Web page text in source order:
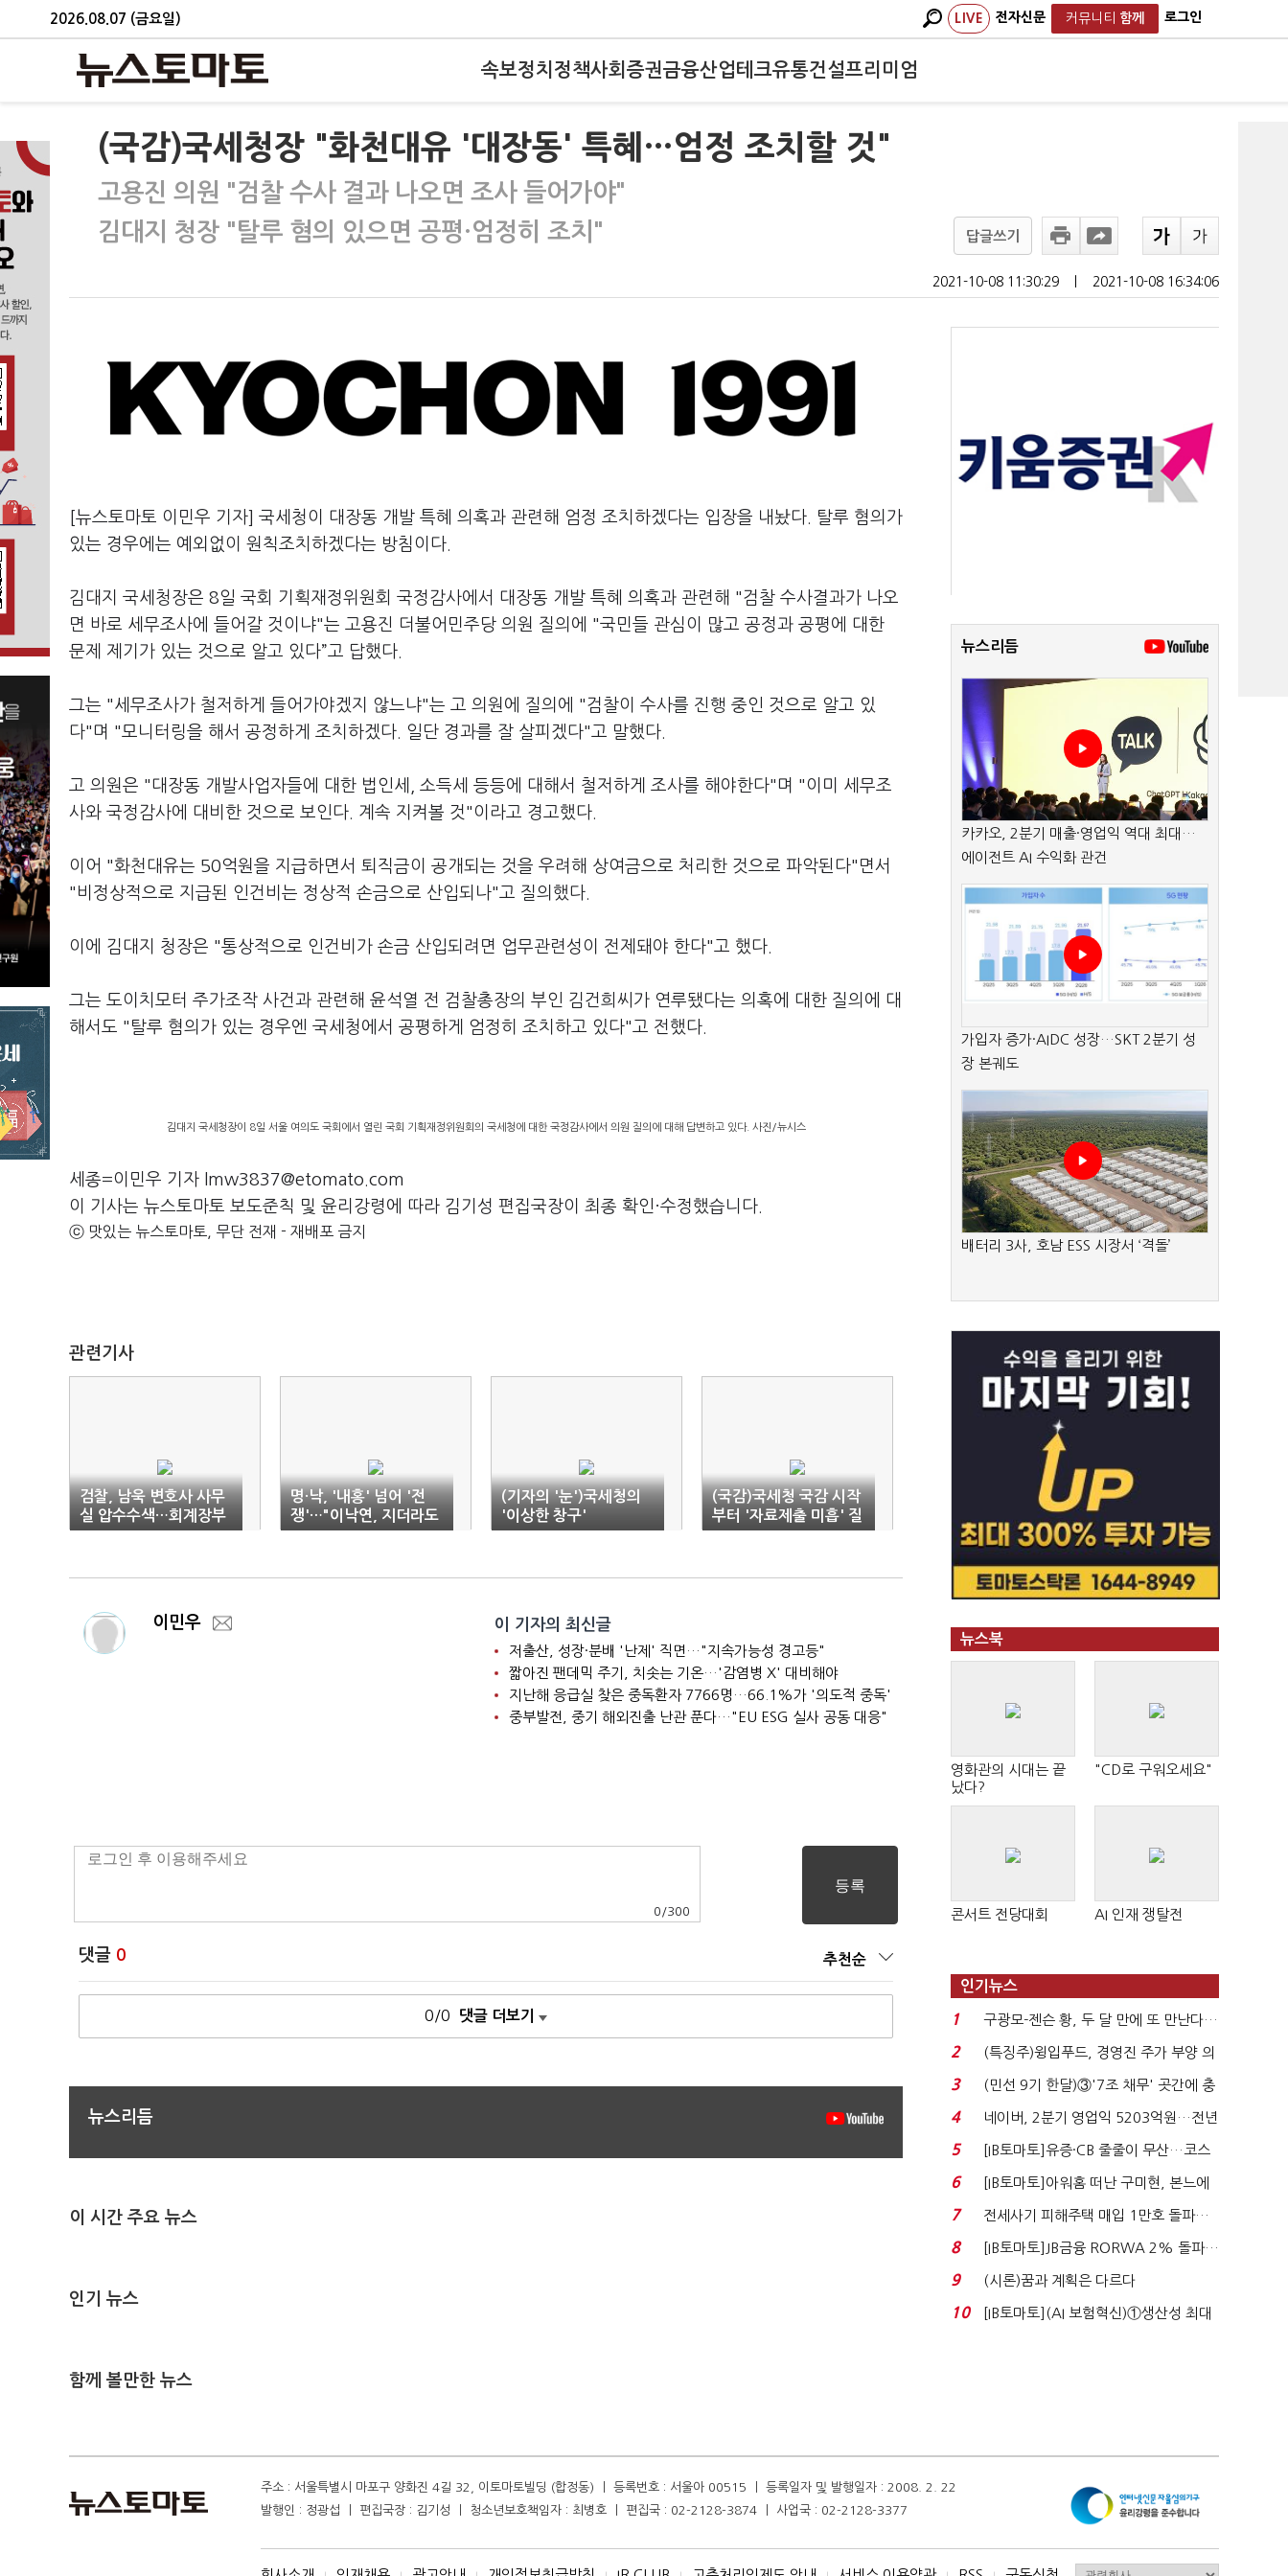
2026.08.07 (금요일) LIVE 전자신문 커뮤니티 함께 로그인
속보정치 정책사회 증권금융산업테크유통건설프리미엄
(국감)국세청장 "화천대유 '대장동' 특혜…엄정 조치할 것"
고용진 의원 "검찰 수사 결과 나오면 조사 들어가야"
김대지 청장 "탈루 혐의 있으면 공평·엄정히 조치"
답글쓰기
2021-10-08 11:30:29 2021-10-08 16:34:06
[뉴스토마토 이민우 기자] 국세청이 대장동 개발 특혜 의혹과 관련해 엄정 조치하겠다는 입장을 내놨다. 탈루 혐의가
있는 경우에는 예외없이 원칙조치하겠다는 방침이다.
김대지 국세청장은 8일 국회 기획재정위원회 국정감사에서 대장동 개발 특혜 의혹과 관련해 "검찰 수사결과가 나오
면 바로 세무조사에 들어갈 것이냐"는 고용진 더불어민주당 의원 질의에 "국민들 관심이 많고 공정과 공평에 대한
문제 제기가 있는 것으로 알고 있다”고 답했다.
그는 "세무조사가 철저하게 들어가야겠지 않느냐"는 고 의원에 질의에 "검찰이 수사를 진행 중인 것으로 알고 있
다"며 "모니터링을 해서 공정하게 조치하겠다. 일단 경과를 잘 살피겠다"고 말했다.
고 의원은 "대장동 개발사업자들에 대한 법인세, 소득세 등등에 대해서 철저하게 조사를 해야한다"며 "이미 세무조
사와 국정감사에 대비한 것으로 보인다. 계속 지켜볼 것"이라고 경고했다.
이어 "화천대유는 50억원을 지급하면서 퇴직금이 공개되는 것을 우려해 상여금으로 처리한 것으로 파악된다"면서
"비정상적으로 지급된 인건비는 정상적 손금으로 산입되나"고 질의했다.
이에 김대지 청장은 "통상적으로 인건비가 손금 산입되려면 업무관련성이 전제돼야 한다"고 했다.
그는 도이치모터 주가조작 사건과 관련해 윤석열 전 검찰총장의 부인 김건희씨가 연루됐다는 의혹에 대한 질의에 대
해서도 "탈루 혐의가 있는 경우엔 국세청에서 공평하게 엄정히 조치하고 있다"고 전했다.
김대지 국세청장이 8일 서울 여의도 국회에서 열린 국회 기획재정위원회의 국세청에 대한 국정감사에서 의원 질의에 대해 답변하고 있다. 사진/뉴시스
세종=이민우 기자 lmw3837@etomato.com
이 기사는 뉴스토마토 보도준칙 및 윤리강령에 따라 김기성 편집국장이 최종 확인·수정했습니다.
ⓒ 맛있는 뉴스토마토, 무단 전재 - 재배포 금지
관련기사
검찰, 남욱 변호사 사무
실 압수수색…회계장부
확보
명·낙, '내홍' 넘어 '전
쟁'…"이낙연, 지더라도
백의종군"
(기자의 '눈')국세청의
'이상한 창구'
(국감)국세청 국감 시작
부터 '자료제출 미흡' 질
타…"오전 중 제출" 경고
이민우 이 기자의 최신글
저출산, 성장·분배 '난제' 직면…"지속가능성 경고등"
짧아진 팬데믹 주기, 치솟는 기온…'감염병 X' 대비해야
지난해 응급실 찾은 중독환자 7766명…66.1%가 '의도적 중독'
중부발전, 중기 해외진출 난관 푼다…"EU ESG 실사 공동 대응"
0 /300
댓글 0 추천순
0/0 댓글 더보기
뉴스리듬
이 시간 주요 뉴스
인기 뉴스
함께 볼만한 뉴스
뉴스리듬
카카오, 2분기 매출·영업익 역대 최대…
에이전트 AI 수익화 관건
가입자 증가·AIDC 성장…SKT 2분기 성
장 본궤도
배터리 3사, 호남 ESS 시장서 ‘격돌’
뉴스북
영화관의 시대는 끝
났다?
"CD로 구워오세요"
콘서트 전당대회 AI 인재 쟁탈전
인기뉴스
1
구광모-젠슨 황, 두 달 만에 또 만난다…
로봇·AI 등 논...
2
(특징주)윙입푸드, 경영진 주가 부양 의
지에 상한가...
3
(민선 9기 한달)③'7조 채무' 곳간에 충
격…추미애, 20년...
4
네이버, 2분기 영업익 5203억원…전년
비 0.2% 감소...
5
[IB토마토]유증·CB 줄줄이 무산…코스
닥 벌점 급증에 ...
6
[IB토마토]아워홈 떠난 구미현, 본느에
340억 베팅…가...
7
전세사기 피해주택 매입 1만호 돌파…
누적 피해자 4만2...
8
[IB토마토]JB금융 RORWA 2% 돌파…
실적 견인은 은행 ...
9 (시론)꿈과 계획은 다르다
10
[IB토마토](AI 보험혁신)①생산성 최대
주소 : 서울특별시 마포구 양화진 4길 32, 이토마토빌딩 (합정동) ㅣ 등록번호 : 서울아 00515 ㅣ 등록일자 및 발행일자 : 2008. 2. 22
발행인 : 정광섭 ㅣ 편집국장 : 김기성 ㅣ 청소년보호책임자 : 최병호 ㅣ 편집국 : 02-2128-3874 ㅣ 사업국 : 02-2128-3377